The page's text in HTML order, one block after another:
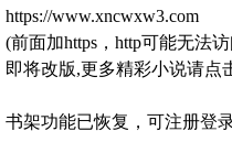
https://www.xncwxw3.com
(前面加https，http可能无法
即将改版,更多精彩小说请点
书架功能已恢复，可注册登